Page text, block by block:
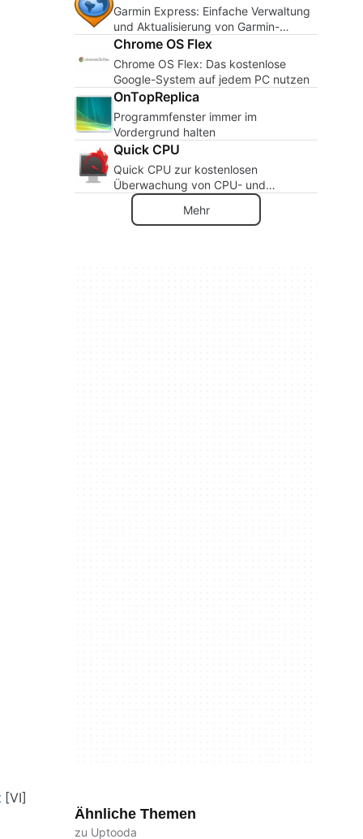
Garmin Express: Einfache Verwaltung
und Aktualisierung von Garmin-
Geräten
Chrome OS Flex
Chrome OS Flex: Das kostenlose
Google-System auf jedem PC nutzen
OnTopReplica
Programmfenster immer im
Vordergrund halten
Quick CPU
Quick CPU zur kostenlosen
Überwachung von CPU- und
Systemkomponenten
Mehr
Ähnliche Themen
zu Uptooda